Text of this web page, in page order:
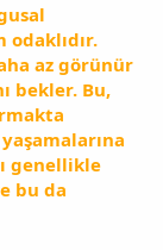
az görünür
bekler. Bu,
genellikle
bu da